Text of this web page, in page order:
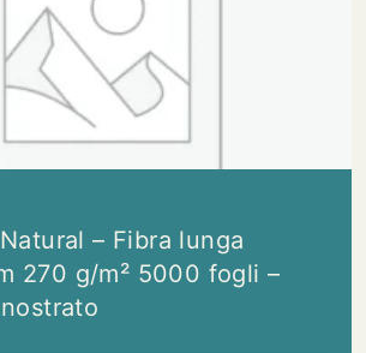
– Fibra lunga
270 g/m² 5000 fogli –